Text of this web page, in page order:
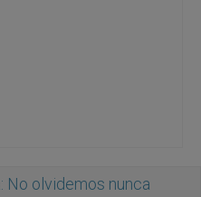
No olvidemos nunca